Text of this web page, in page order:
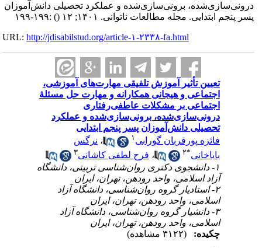
درونی‌سازی‌شده، برونی‌سازی‌شده و عملکرد تحصیلی دانش‌آموزان
پسر پنجم ابتدایی. مجله مطالعات ناتوانی. ۱۴۰۱; ۱۲
() :۱۹۹-۱۹۹
URL:http://jdisabilstud.org/article-۱-۲۳۳۸-fa.html
تعیین تأثیر آموزش تلفیقی مهارت‌های آموزشی،
اجتماعی و هیجانی همکارانه و مهارت‌ حل مسئلهٔ
اجتماعی بر مشکلات عاطفی‌رفتاری
درونی‌سازی‌شده، برونی‌سازی‌شده و عملکرد
تحصیلی دانش‌آموزان پسر پنجم ابتدایی
فائزه پورقربان گورابی
،نرگس
باباخانی
۲ ،فرح لطفی کاشانی
۱- دانشجوی دکتری روان‌شناسی تربیتی، دانشگاه
آزاد اسلامی، واحد رودهن، تهران، ایران
۲- استادیار گروه روان‌شناسی، دانشگاه آزاد
اسلامی، واحد رودهن، تهران، ایران
۳- دانشیار گروه روان‌شناسی، دانشگاه آزاد
اسلامی، واحد رودهن، تهران، ایران
چکیده: